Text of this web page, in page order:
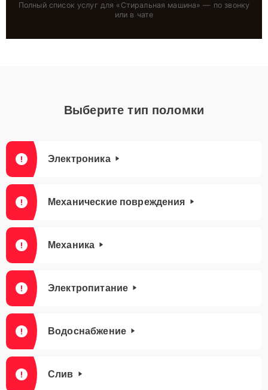
Полный список услуг для « Стиральная машина» — по звонку
или в чате
Выберите тип поломки
Электроника
Механические повреждения
Механика
Электропитание
Водоснабжение
Слив